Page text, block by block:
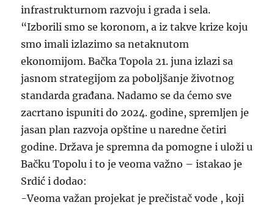
infrastrukturnom razvoju i grada i sela.
“Izborili smo se koronom, a iz takve krize koju
smo imali izlazimo sa netaknutom
ekonomijom. Bačka Topola 21. juna izlazi sa
jasnom strategijom za poboljšanje životnog
standarda građana. Nadamo se da ćemo sve
zacrtano ispuniti do 2024. godine, spremljen je
jasan plan razvoja opštine u naredne četiri
godine. Država je spremna da pomogne i uloži u
Bačku Topolu i to je veoma važno – istakao je
Srdić i dodao:
-Veoma važan projekat je prečistač vode , koji